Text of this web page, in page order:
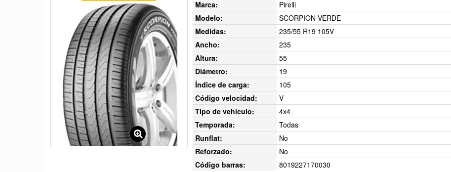
Marca:
Pirelli
Modelo:
SCORPION VERDE
Medidas:
235/55 R19 105V
Ancho:
235
Altura:
55
Diámetro:
19
Índice de carga:
105
Código velocidad:
V
Tipo de vehículo:
4x4
Temporada:
Todas
Runflat:
No
Reforzado:
No
Código barras:
8019227170030